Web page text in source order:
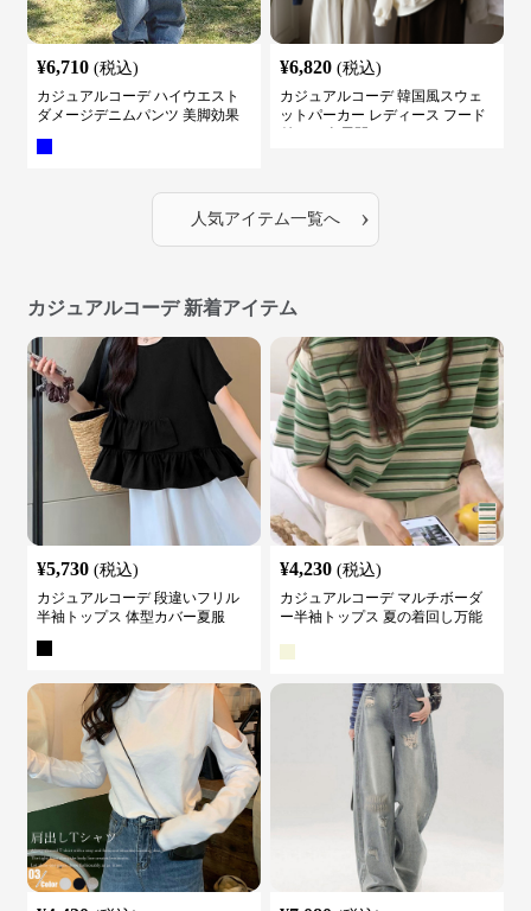
¥6,710 (税込)
カジュアルコーデ ハイウエスト
ダメージデニムパンツ 美脚効果
¥6,820 (税込)
カジュアルコーデ 韓国風スウェ
ットパーカー レディース フード
人気アイテム一覧へ ›
カジュアルコーデ 新着アイテム
¥5,730 (税込)
カジュアルコーデ 段違いフリル
半袖トップス 体型カバー夏服
¥4,230 (税込)
カジュアルコーデ マルチボーダ
ー半袖トップス 夏の着回し万能